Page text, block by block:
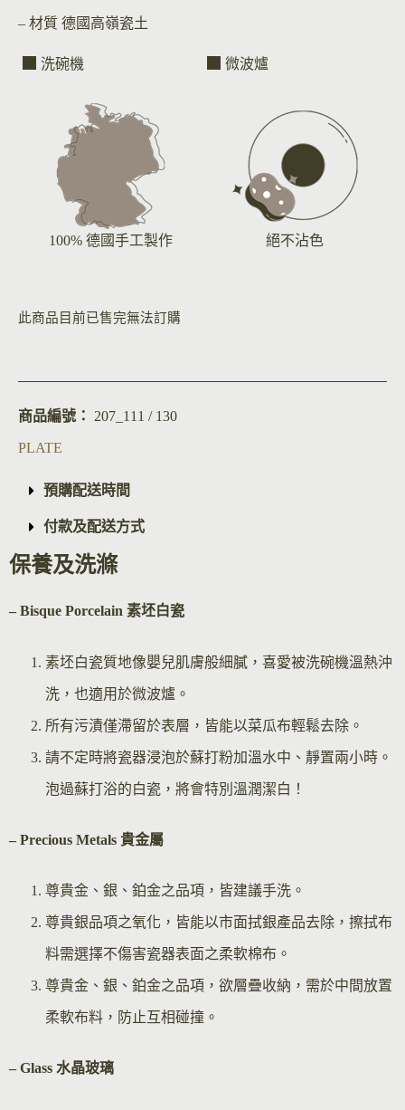
– 材質 德國高嶺瓷土
洗碗機 微波爐
100% 德國手工製作 絕不沾色
此商品目前已售完無法訂購
商品編號： 207_111 / 130
PLATE
預購配送時間
付款及配送方式
保養及洗滌
– Bisque Porcelain 素坯白瓷
素坯白瓷質地像嬰兒肌膚般細膩，喜愛被洗碗機溫熱沖
洗，也適用於微波爐。
所有污漬僅滯留於表層，皆能以菜瓜布輕鬆去除。
請不定時將瓷器浸泡於蘇打粉加溫水中、靜置兩小時。
泡過蘇打浴的白瓷，將會特別溫潤潔白！
– Precious Metals 貴金屬
尊貴金、銀、鉑金之品項，皆建議手洗。
尊貴銀品項之氧化，皆能以市面拭銀產品去除，擦拭布
料需選擇不傷害瓷器表面之柔軟棉布。
尊貴金、銀、鉑金之品項，欲層疊收納，需於中間放置
柔軟布料，防止互相碰撞。
– Glass 水晶玻璃